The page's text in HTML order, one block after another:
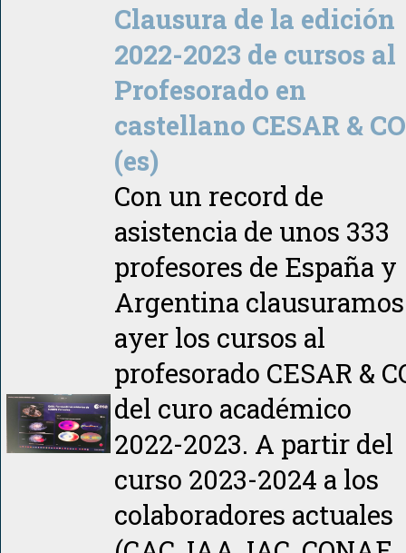
Clausura de la edición
2022-2023 de cursos al
Profesorado en
castellano CESAR & CO
(es)
Con un record de
asistencia de unos 333
profesores de España y
Argentina clausuramos
ayer los cursos al
profesorado CESAR &
del curo académico
2022-2023. A partir del
curso 2023-2024 a los
colaboradores actuales